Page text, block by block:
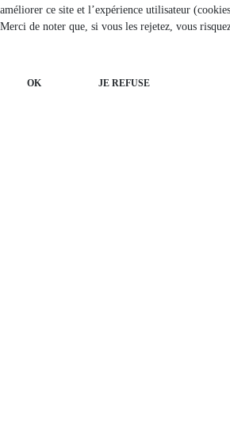
améliorer ce site et l’expérience utilisateur
Merci de noter que, si vous les rejetez, vous
OK JE REFUSE